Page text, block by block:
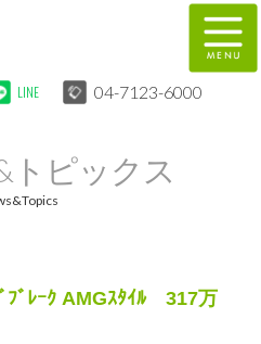
LINE 04-7123-6000
特別作業
トピックス
ﾌﾞﾚｰｸ AMGｽﾀｲﾙ 317万